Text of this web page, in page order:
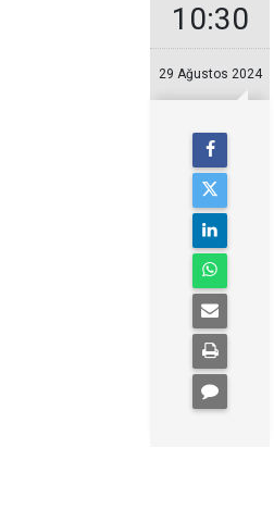
10:30
29 Ağustos 2024